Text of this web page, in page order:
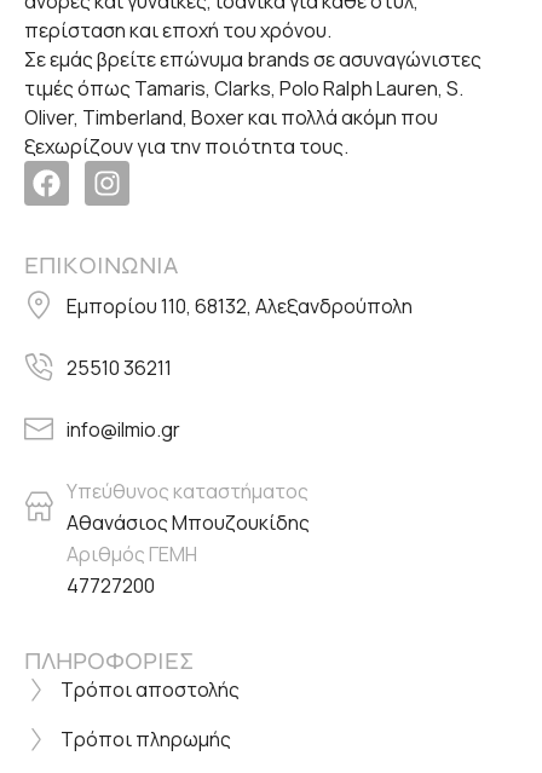
περίσταση και εποχή του χρόνου.
Σε εμάς βρείτε επώνυμα brands σε ασυναγώνιστες
τιμές όπως Tamaris, Clarks, Polo Ralph Lauren, S.
Oliver, Timberland, Boxer και πολλά ακόμη που
ξεχωρίζουν για την ποιότητα τους.
ΕΠΙΚΟΙΝΩΝΙΑ
Εμπορίου 110, 68132, Αλεξανδρούπολη
25510 36211
info@ilmio.gr
Υπεύθυνος καταστήματος
Αθανάσιος Μπουζουκίδης
Αριθμός ΓΕΜΗ
47727200
ΠΛΗΡΟΦΟΡΙΕΣ
Τρόποι αποστολής
Τρόποι πληρωμής